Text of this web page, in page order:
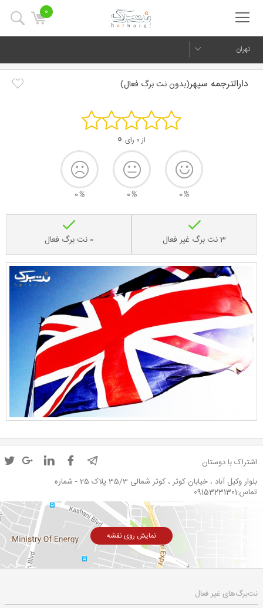
0
تهران
دارالترجمه سپهر(بدون نت برگ فعال)
از 0 رای 0
0%
0%
0%
3 نت برگ غیر فعال 0 نت برگ فعال
اشتراک با دوستان
بلوار وکیل آباد ، خیابان کوثر ، کوثر شمالی 35/3 پلاک 25 - شماره
تماس:09153231301
نمایش روی نقشه
نت‌برگ‌های غیر فعال